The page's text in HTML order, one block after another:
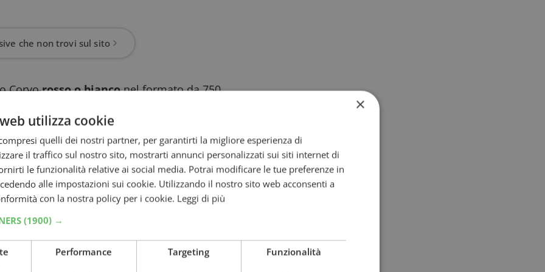
che non trovi sul sito
Corvorosso o bianconel formato da 750
iniziativa e conserva lo scontrino.
, registrati, carica i dati e una foto o
di inserire la modalità tramite la quale
bonifico bancario (in questo caso
con un link da cliccare per confermare la
e spedire
seguente indirizzo:
ICTlabs S.r.l. Strada dei Confini, 60 –
×
utilizza cookie
quelli dei nostri partner, per garantirti la migliore esperienza di
il traffico sul nostro sito, mostrarti annunci personalizzati sui siti internet di
le funzionalità relative ai social media. Potrai modificare le tue preferenze in
alle impostazioni sui cookie. Utilizzando il nostro sito web acconsenti a
con la nostra policy per i cookie. Leggi di più
(1900) →
Performance Targeting Funzionalità